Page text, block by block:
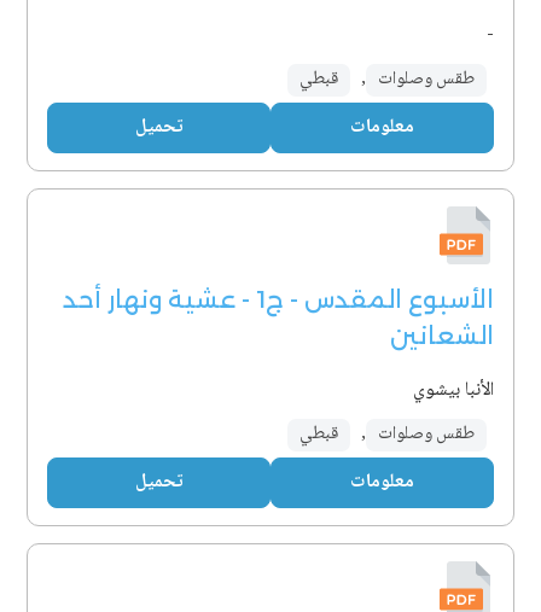
-
طقس وصلوات , قبطي
معلومات تحميل
الأسبوع المقدس - ج1 - عشية ونهار أحد
الشعانين
الأنبا بيشوي
طقس وصلوات , قبطي
معلومات تحميل